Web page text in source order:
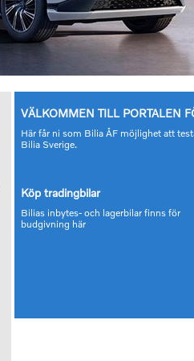
VÄLKOMMEN TILL PORTALEN
Här får ni som Bilia ÅF möjlighet att
Bilia Sverige.
Köp tradingbilar
Bilias inbytes- och lagerbilar finns för
budgivning här